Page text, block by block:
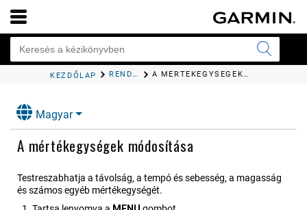
KEZDŐLAP RENDSZERBEÁLLÍTÁSOK A MÉRTÉKEGYSÉGEK MÓDOSÍTÁSA
Magyar
A mértékegységek módosítása
Testreszabhatja a távolság, a tempó és sebesség, a magasság
és számos egyéb mértékegységét.